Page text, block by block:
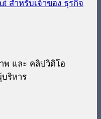
พ และ คลิปวิดิโอ
บริหาร